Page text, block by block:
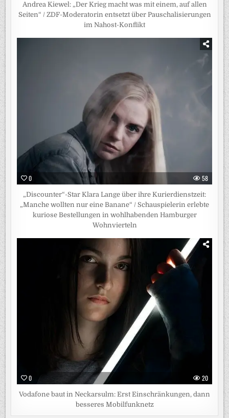
Andrea Kiewel: „Der Krieg macht was mit einem, auf allen
Seiten“ / ZDF-Moderatorin entsetzt über Pauschalisierungen
im Nahost-Konflikt
0 58
„Discounter“-Star Klara Lange über ihre Kurierdienstzeit:
„Manche wollten nur eine Banane“ / Schauspielerin erlebte
kuriose Bestellungen in wohlhabenden Hamburger
Wohnvierteln
0 20
Vodafone baut in Neckarsulm: Erst Einschränkungen, dann
besseres Mobilfunknetz